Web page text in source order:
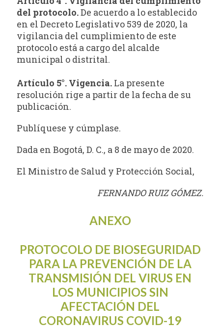
del protocolo.De acuerdo a lo establecido
en el Decreto Legislativo 539 de 2020, la
vigilancia del cumplimiento de este
protocolo está a cargo del alcalde
municipal o distrital.
Artículo 5°. Vigencia. La presente
resolución rige a partir de la fecha de su
publicación.
Publíquese y cúmplase.
Dada en Bogotá, D. C., a 8 de mayo de 2020.
El Ministro de Salud y Protección Social,
FERNANDO RUIZ GÓMEZ.
ANEXO
PROTOCOLO DE BIOSEGURIDAD
PARA LA PREVENCIÓN DE LA
TRANSMISIÓN DEL VIRUS EN
LOS MUNICIPIOS SIN
AFECTACIÓN DEL
CORONAVIRUS COVID-19